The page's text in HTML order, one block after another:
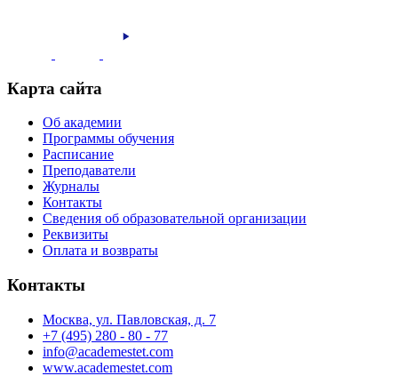
Карта сайта
Об академии
Программы обучения
Расписание
Преподаватели
Журналы
Контакты
Сведения об образовательной организации
Реквизиты
Оплата и возвраты
Контакты
Москва, ул. Павловская, д. 7
+7 (495) 280 - 80 - 77
info@academestet.com
www.academestet.com